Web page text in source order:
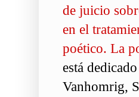
de juicio
en el
poético. La
está
Vanhomrig,